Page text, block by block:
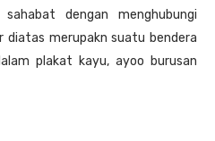
dengan menghubungi
diatas merupakn suatu bendera
plakat kayu, ayoo burusan